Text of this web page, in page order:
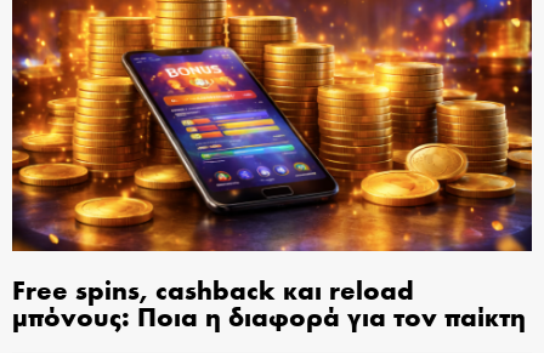
Free spins, cashback και reload
μπόνους: Ποια η διαφορά για τον παίκτη